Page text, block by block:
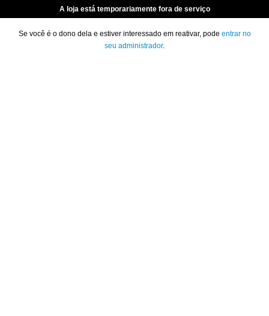
A loja está temporariamente fora de serviço
Se você é o dono dela e estiver interessado em reativar, pode entrar no
seu administrador.